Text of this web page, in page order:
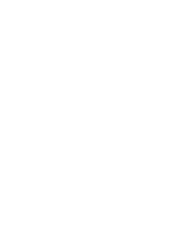
Op werkdagen